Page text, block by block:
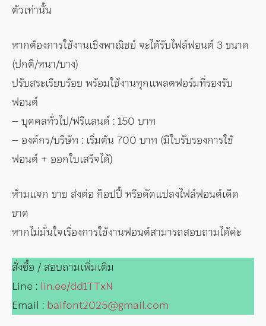
ตัวเท่านั้น
หากต้องการใช้งานเชิงพาณิชย์ จะได้รับไฟล์ฟอนต์ 3 ขนาด
(ปกติ/หนา/บาง)
ปรับสระเรียบร้อย พร้อมใช้งานทุกแพลตฟอร์มที่รองรับ
ฟอนต์
– บุคคลทั่วไป/ฟรีแลนด์ : 150 บาท
– องค์กร/บริษัท : เริ่มต้น 700 บาท (มีใบรับรองการใช้
ฟอนต์ + ออกใบเสร็จได้)
ห้ามแจก ขาย ส่งต่อ ก็อปปี้ หรือดัดแปลงไฟล์ฟอนต์เด็ด
ขาด
หากไม่มั่นใจเรื่องการใช้งานฟอนต์สามารถสอบถามได้ค่ะ
สั่งซื้อ / สอบถามเพิ่มเติม
Line : lin.ee/dd1TTxN
Email : baifont2025@gmail.com